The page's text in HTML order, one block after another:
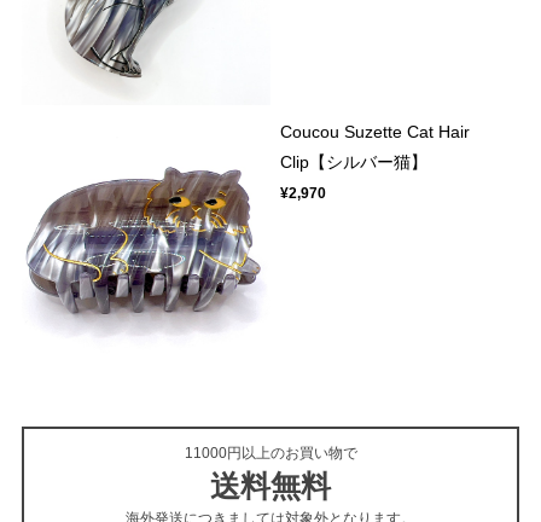
Coucou Suzette Cat Hair
Clip【シルバー猫】
¥2,970
11000円以上のお買い物で
送料無料
海外発送につきましては対象外となります。